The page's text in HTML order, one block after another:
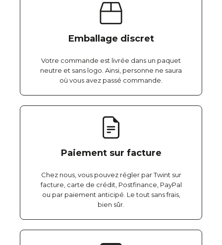
Emballage discret
Votre commande est livrée dans un paquet
neutre et sans logo. Ainsi, personne ne saura
où vous avez passé commande.
Paiement sur facture
Chez nous, vous pouvez régler par Twint sur
facture, carte de crédit, Postfinance, PayPal
ou par paiement anticipé. Le tout sans frais,
bien sûr.